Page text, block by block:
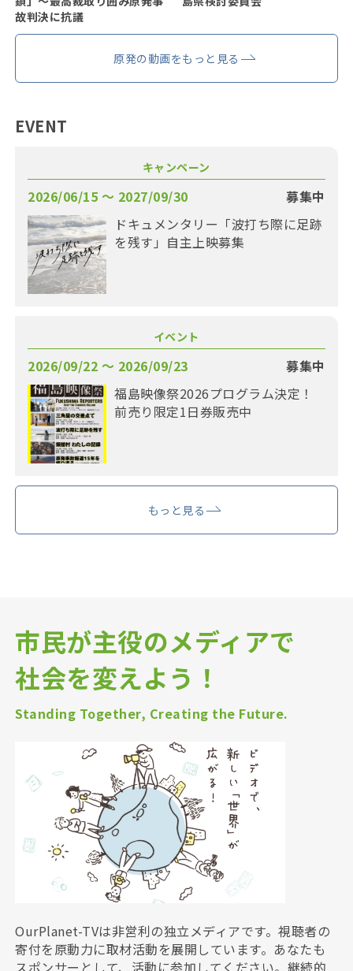
故判決に抗議
原発の動画をもっと見る
EVENT
キャンペーン
2026/06/15 〜 2027/09/30
募集中
ドキュメンタリー「波打ち際に足跡
を残す」自主上映募集
イベント
2026/09/22 〜 2026/09/23
募集中
福島映像祭2026プログラム決定！
前売り限定1日券販売中
もっと見る
市民が主役のメディアで
社会を変えよう！
Standing Together, Creating the Future.
OurPlanet-TVは非営利の独立メディアです。視聴者の
寄付を原動力に取材活動を展開しています。あなたも
スポンサーとして、活動に参加してください。継続的